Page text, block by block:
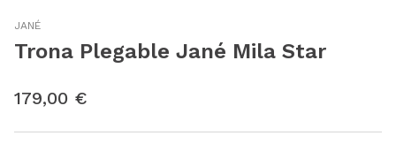
JANÉ
Trona Plegable Jané Mila Star
179,00 €